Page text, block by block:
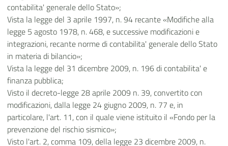
contabilita' generale dello Stato»;
Vista la legge del 3 aprile 1997, n. 94 recante «Modifiche alla
legge 5 agosto 1978, n. 468, e successive modificazioni e
integrazioni, recante norme di contabilita' generale dello Stato
in materia di bilancio»;
Vista la legge del 31 dicembre 2009, n. 196 di contabilita' e
finanza pubblica;
Visto il decreto-legge 28 aprile 2009 n. 39, convertito con
modificazioni, dalla legge 24 giugno 2009, n. 77 e, in
particolare, l'art. 11, con il quale viene istituito il «Fondo per la
prevenzione del rischio sismico»;
Visto l'art. 2, comma 109, della legge 23 dicembre 2009, n.